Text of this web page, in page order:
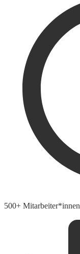
500+ Mitarbeiter*innen